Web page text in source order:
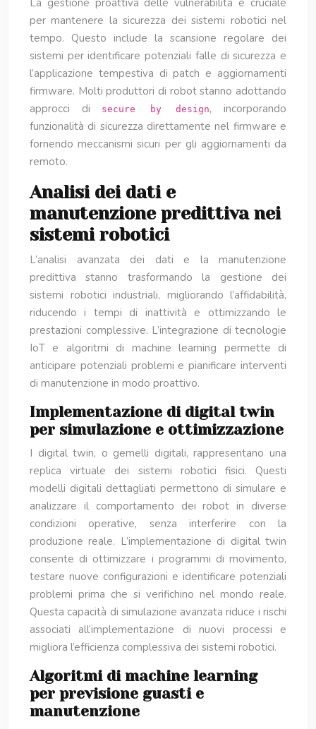
La gestione proattiva delle vulnerabilità è cruciale
per mantenere la sicurezza dei sistemi robotici nel
tempo. Questo include la scansione regolare dei
sistemi per identificare potenziali falle di sicurezza e
l’applicazione tempestiva di patch e aggiornamenti
firmware. Molti produttori di robot stanno adottando
approcci di
secure by design, incorporando
funzionalità di sicurezza direttamente nel firmware e
fornendo meccanismi sicuri per gli aggiornamenti da
remoto.
Analisi dei dati e
manutenzione predittiva nei
sistemi robotici
L’analisi avanzata dei dati e la manutenzione
predittiva stanno trasformando la gestione dei
sistemi robotici industriali, migliorando l’affidabilità,
riducendo i tempi di inattività e ottimizzando le
prestazioni complessive. L’integrazione di tecnologie
IoT e algoritmi di machine learning permette di
anticipare potenziali problemi e pianificare interventi
di manutenzione in modo proattivo.
Implementazione di digital twin
per simulazione e ottimizzazione
I digital twin, o gemelli digitali, rappresentano una
replica virtuale dei sistemi robotici fisici. Questi
modelli digitali dettagliati permettono di simulare e
analizzare il comportamento dei robot in diverse
condizioni operative, senza interferire con la
produzione reale. L’implementazione di digital twin
consente di ottimizzare i programmi di movimento,
testare nuove configurazioni e identificare potenziali
problemi prima che si verifichino nel mondo reale.
Questa capacità di simulazione avanzata riduce i rischi
associati all’implementazione di nuovi processi e
migliora l’efficienza complessiva dei sistemi robotici.
Algoritmi di machine learning
per previsione guasti e
manutenzione